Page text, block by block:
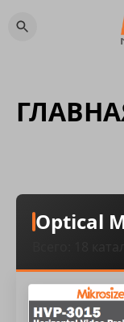
Optical
Всего: 18